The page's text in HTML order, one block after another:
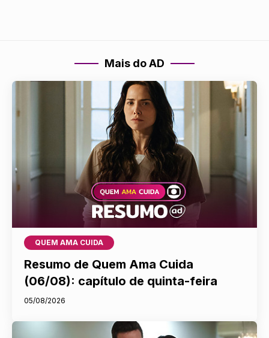
Mais do AD
QUEM AMA CUIDA
Resumo de Quem Ama Cuida
(06/08): capítulo de quinta-feira
05/08/2026